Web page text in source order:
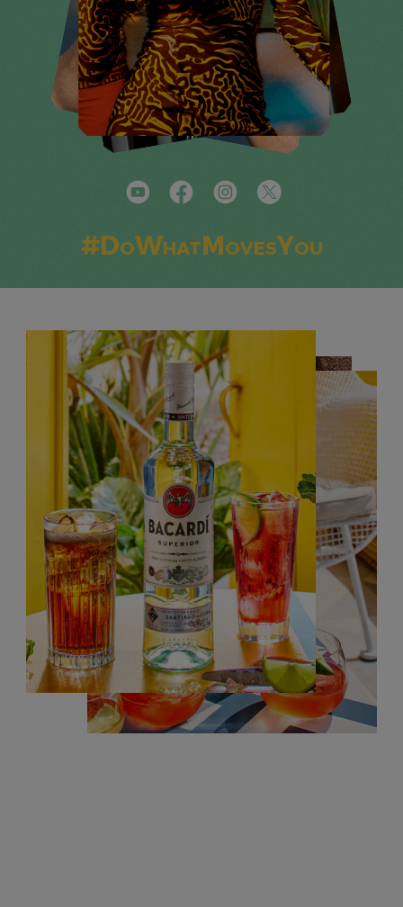
#DoWhatMovesYou